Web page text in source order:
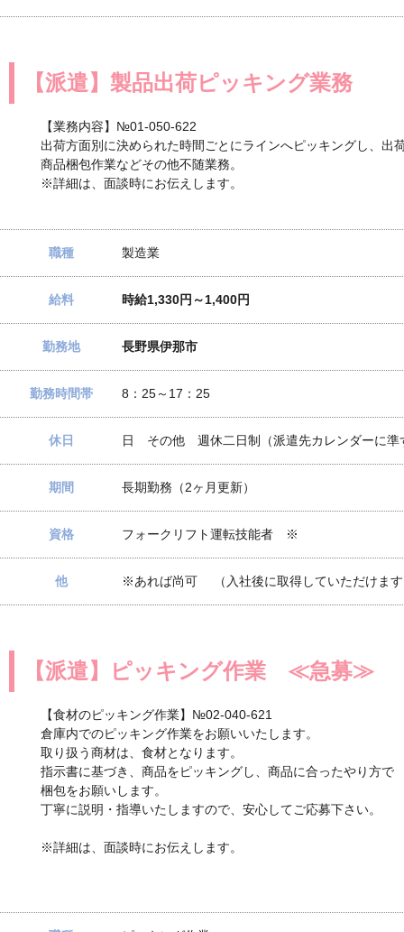
【派遣】製品出荷ピッキング業務
【業務内容】№01-050-622
出荷方面別に決められた時間ごとにラインへピッキングし、出
商品梱包作業などその他不随業務。
※詳細は、面談時にお伝えします。
職種 製造業
給料 時給1,330円～1,400円
勤務地 長野県伊那市
勤務時間帯 8：25～17：25
休日 日 その他 週休二日制（派遣先カレンダーに準
期間 長期勤務（2ヶ月更新）
資格 フォークリフト運転技能者 ※
他 ※あれば尚可 （入社後に取得していただけま
【派遣】ピッキング作業 ≪急募≫
【食材のピッキング作業】№02-040-621
倉庫内でのピッキング作業をお願いいたします。
取り扱う商材は、食材となります。
指示書に基づき、商品をピッキングし、商品に合ったやり方で
梱包をお願いします。
丁寧に説明・指導いたしますので、安心してご応募下さい。
※詳細は、面談時にお伝えします。